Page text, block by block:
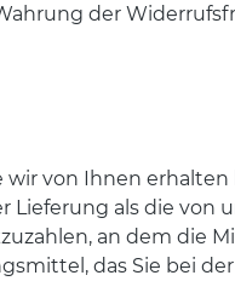
der
von Ihnen
Lieferung als die
an dem die
das Sie bei